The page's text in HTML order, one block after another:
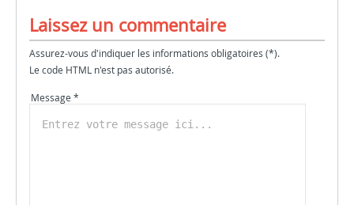
Laissez un commentaire
Assurez-vous d'indiquer les informations obligatoires (*).
Le code HTML n'est pas autorisé.
Message *